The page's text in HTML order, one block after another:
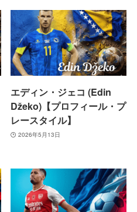
エディン・ジェコ (Edin
Džeko)【プロフィール・プ
レースタイル】
2026年5月13日